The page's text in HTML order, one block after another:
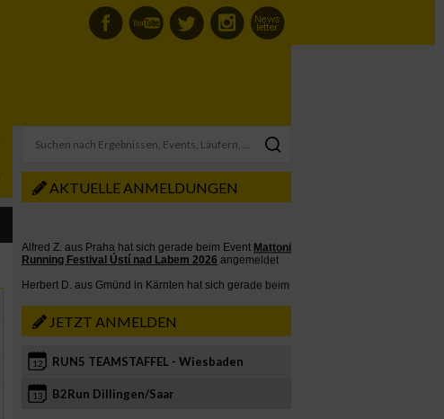
AKTUELLE ANMELDUNGEN
JETZT ANMELDEN
12 RUN5 TEAMSTAFFEL - Wiesbaden
13 B2Run Dillingen/Saar